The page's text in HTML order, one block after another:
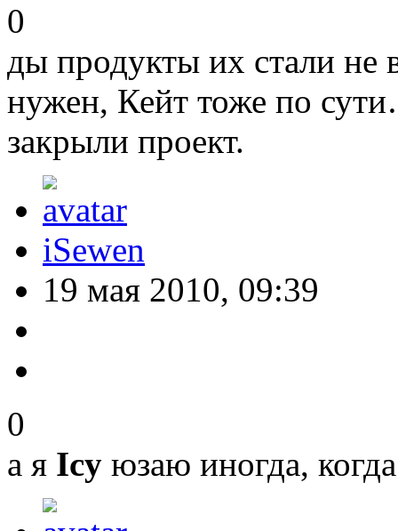
0
ды продукты их стали
нужен, Кейт тоже по
закрыли проект.
iSewen
19 мая 2010, 09:39
0
а я Icy юзаю иногда,